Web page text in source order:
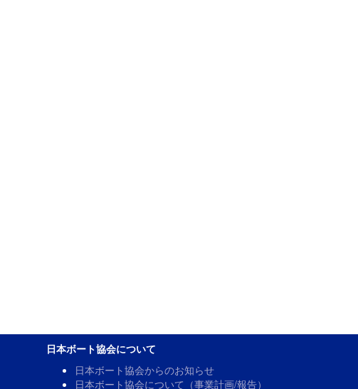
日本ボート協会について
日本ボート協会からのお知らせ
日本ボート協会について（事業計画/報告）